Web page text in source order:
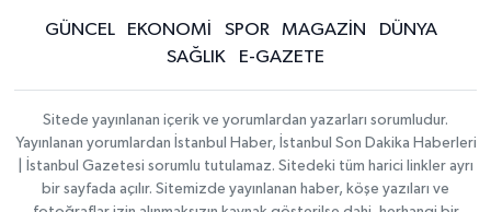
GÜNCEL EKONOMİ SPOR MAGAZİN
DÜNYA
SAĞLIK
E-GAZETE
Sitede yayınlanan içerik ve yorumlardan yazarları sorumludur.
Yayınlanan yorumlardan İstanbul Haber, İstanbul Son Dakika Haberleri
| İstanbul Gazetesi sorumlu tutulamaz. Sitedeki tüm harici linkler ayrı
bir sayfada açılır. Sitemizde yayınlanan haber, köşe yazıları ve